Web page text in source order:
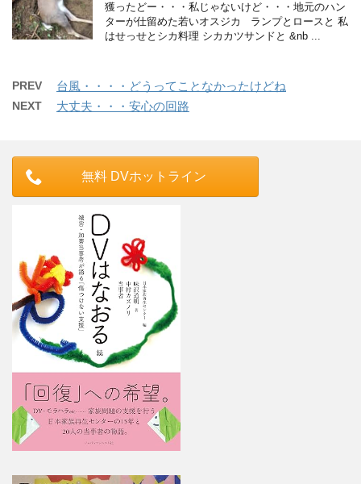
獲ったどー・・・私じゃないけど・・・地元のハン
ターが仕留めた若いオスジカ ランプとロースと 私
はせっせとシカ料理 シカカツサンドと &nb ...
PREV 台風・・・・どうってことなかったけどね
NEXT 大丈夫・・・安心の回路
無料 DVホットライン